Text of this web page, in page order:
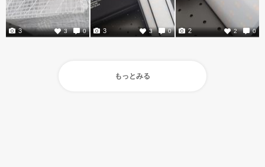
3 0
3 3 0
3 2 0
2
もっとみる